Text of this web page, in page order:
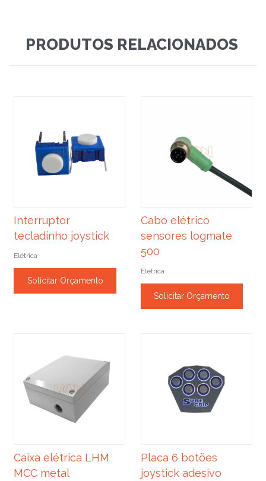
PRODUTOS RELACIONADOS
Interruptor
tecladinho joystick
Elétrica
Solicitar Orçamento
Cabo elétrico
sensores logmate
500
Elétrica
Solicitar Orçamento
Caixa elétrica LHM
MCC metal
Placa 6 botões
joystick adesivo